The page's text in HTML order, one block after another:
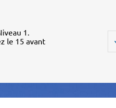
1.
le 15 avant